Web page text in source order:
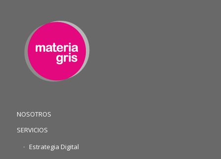
NOSOTROS
SERVICIOS
Estrategia Digital